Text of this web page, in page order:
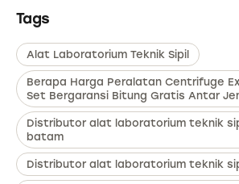
Tags
Alat Laboratorium Teknik Sipil
Berapa Harga Peralatan Centrifuge
Set Bergaransi Bitung Gratis Antar
Distributor alat laboratorium teknik
batam
Distributor alat laboratorium teknik